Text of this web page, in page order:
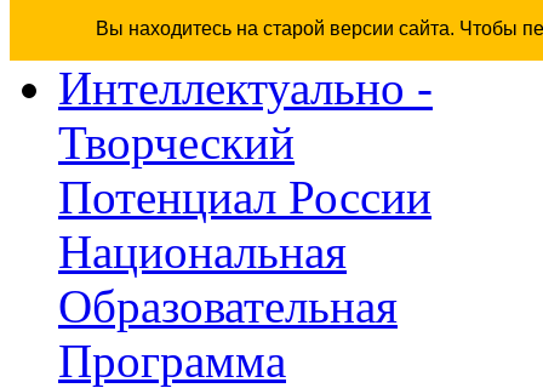
Вы находитесь на старой версии сайта. Чтобы
Интеллектуально -
Творческий
Потенциал России
Национальная
Образовательная
Программа